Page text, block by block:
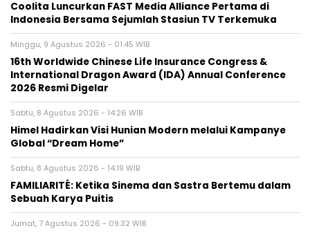
Coolita Luncurkan FAST Media Alliance Pertama di
Indonesia Bersama Sejumlah Stasiun TV Terkemuka
Minggu, 9 Agustus 2026 - 01:45 WIB
16th Worldwide Chinese Life Insurance Congress &
International Dragon Award (IDA) Annual Conference
2026 Resmi Digelar
Sabtu, 8 Agustus 2026 - 14:26 WIB
Himel Hadirkan Visi Hunian Modern melalui Kampanye
Global “Dream Home”
Sabtu, 8 Agustus 2026 - 14:19 WIB
FAMILIARITÉ: Ketika Sinema dan Sastra Bertemu dalam
Sebuah Karya Puitis
Jumat, 7 Agustus 2026 - 09:32 WIB